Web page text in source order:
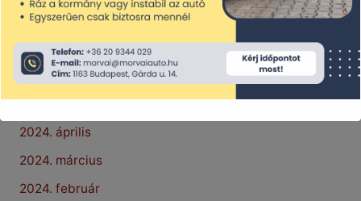
2024. augusztus
2024. július
2024. június
2024. május
2024. április
2024. március
2024. február